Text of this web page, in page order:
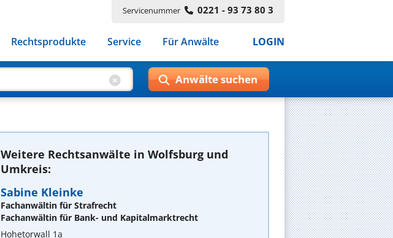
Servicenummer 0221 - 93 73 80 3
Rechtsprodukte Service Für Anwälte LOGIN
Weitere Rechtsanwälte in Wolfsburg und
Umkreis:
Sabine Kleinke
Fachanwältin für Strafrecht
Fachanwältin für Bank- und Kapitalmarktrecht
Hohetorwall 1a